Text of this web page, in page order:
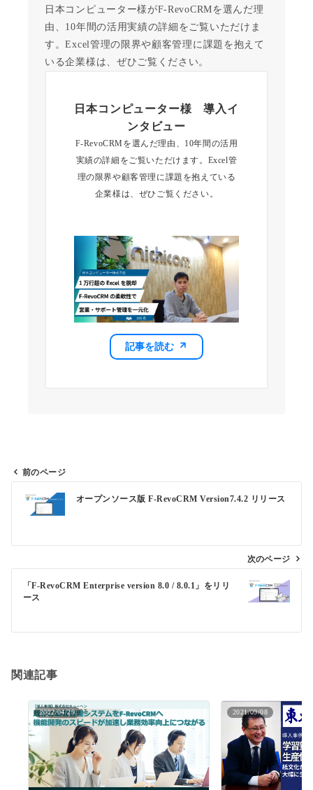
日本コンピューター様がF-RevoCRMを選んだ理
由、10年間の活用実績の詳細をご覧いただけま
す。Excel管理の限界や顧客管理に課題を抱えて
いる企業様は、ぜひご覧ください。
日本コンピューター様 導入イ
ンタビュー
F-RevoCRMを選んだ理由、10年間の活用
実績の詳細をご覧いただけます。Excel管
理の限界や顧客管理に課題を抱えている
企業様は、ぜひご覧ください。
記事を読む
ゲ
ョ
前のページ
オープンソース版 F-RevoCRM Version7.4.2 リリース
次のページ
「F-RevoCRM Enterprise version 8.0 / 8.0.1」をリリ
ース
関連記事
2022/04/29 2021/09/08